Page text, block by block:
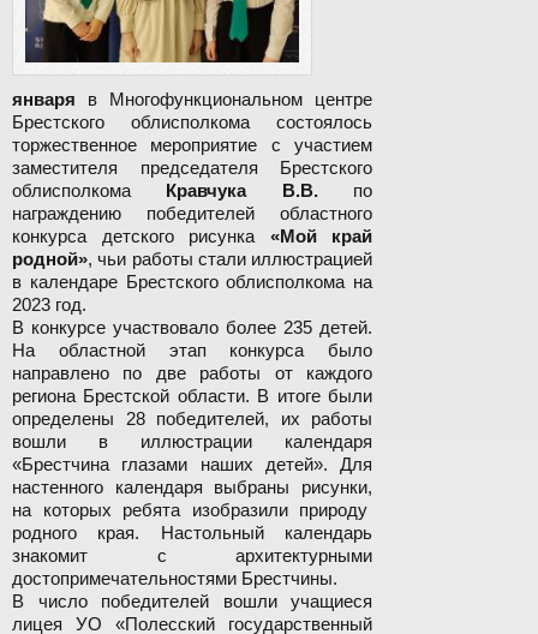
января в Многофункциональном центре
Брестского облисполкома состоялось
торжественное мероприятие с участием
заместителя председателя Брестского
облисполкома Кравчука В.В.по
награждению победителей областного
конкурса детского рисунка «Мой край
родной», чьи работы стали иллюстрацией
в календаре Брестского облисполкома на
2023 год.
В конкурсе участвовало более 235 детей.
На областной этап конкурса было
направлено по две работы от каждого
региона Брестской области. В итоге были
определены 28 победителей, их работы
вошли в иллюстрации календаря
«Брестчина глазами наших детей». Для
настенного календаря выбраны рисунки,
на которых ребята изобразили природу
родного края. Настольный календарь
знакомит с архитектурными
достопримечательностями Брестчины.
В число победителей вошли учащиеся
лицея УО «Полесский государственный